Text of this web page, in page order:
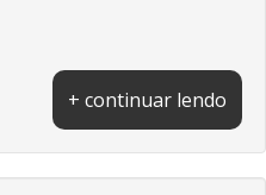
+ continuar lendo